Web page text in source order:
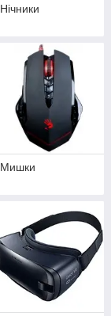
Нічники
Мишки